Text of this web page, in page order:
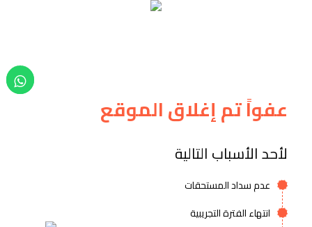
عفواً تم إغلاق الموقع
لأحد الأسباب التالية
عدم سداد المستحقات
انتهاء الفترة التجريبية